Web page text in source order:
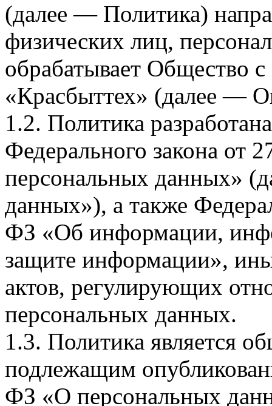
(далее — Политика)
физических лиц,
обрабатывает Общество
«Красбыттех» (далее —
1.2. Политика
Федерального закона
персональных данных»
данных»), а также
ФЗ «Об информации,
защите информации»,
актов, регулирующих
персональных данных.
1.3. Политика является
подлежащим
ФЗ «О персональных